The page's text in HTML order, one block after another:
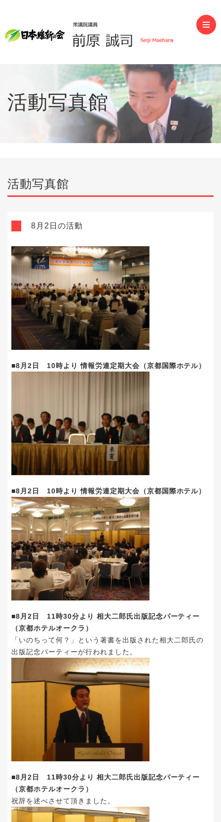
前原誠司（衆議院議員）
活動写真館
活動写真館
8月2日の活動
■8月2日 10時より 情報労連定期大会（京都国際ホテル）
■8月2日 10時より 情報労連定期大会（京都国際ホテル）
■8月2日 11時30分より 相大二郎氏出版記念パーティー
（京都ホテルオークラ）
「いのちって何？」という著書を出版された相大二郎氏の
出版記念パーティーが行われました。
■8月2日 11時30分より 相大二郎氏出版記念パーティー
（京都ホテルオークラ）
祝辞を述べさせて頂きました。